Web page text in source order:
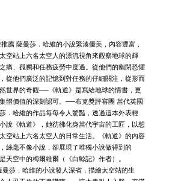
薦 薩曼莎．哈維的小說緊湊優美，內容豐富，
空站上六名太空人的漂流視角來觀察地球的輝
痛、孤獨和任務疲勞中度過。從他們的幽閉恐懼
從他們廣泛的記憶到對任務的仔細關注，從形而
世界的奇觀──《軌道》是寫給地球的情書，更
體價值的深刻認可。──布克獎評審團 當代英國
．哈維的作品每每令人驚豔，透過這本外表輕
說《軌道》，她彷彿化身當代宇宙的工匠，以想
空站上六名太空人的日常生活。《軌道》的內容
絲毫不像小說，卻展現了唯獨小說做得到的
空中的梅爾維爾（《白鯨記》作者）。
莎．哈維的小說發人深省，描繪太空站的生